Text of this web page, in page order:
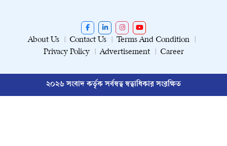
About Us Contact Us
Terms And Condition
Privacy Policy
Advertisement Career
২০২৬ সংবাদ কর্তৃক সর্বস্বত্ব স্বত্বাধিকার সংরক্ষিত